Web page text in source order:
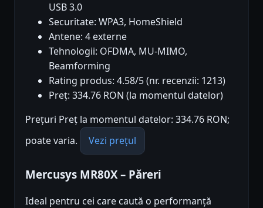
USB 3.0
Securitate: WPA3, HomeShield
Antene: 4 externe
Tehnologii: OFDMA, MU-MIMO,
Beamforming
Rating produs: 4.58/5 (nr. recenzii: 1213)
Preț: 334.76 RON (la momentul datelor)
Prețuri Preț la momentul datelor: 334.76 RON;
poate varia.
Vezi prețul
Mercusys MR80X – Păreri
Ideal pentru cei care caută o performanță